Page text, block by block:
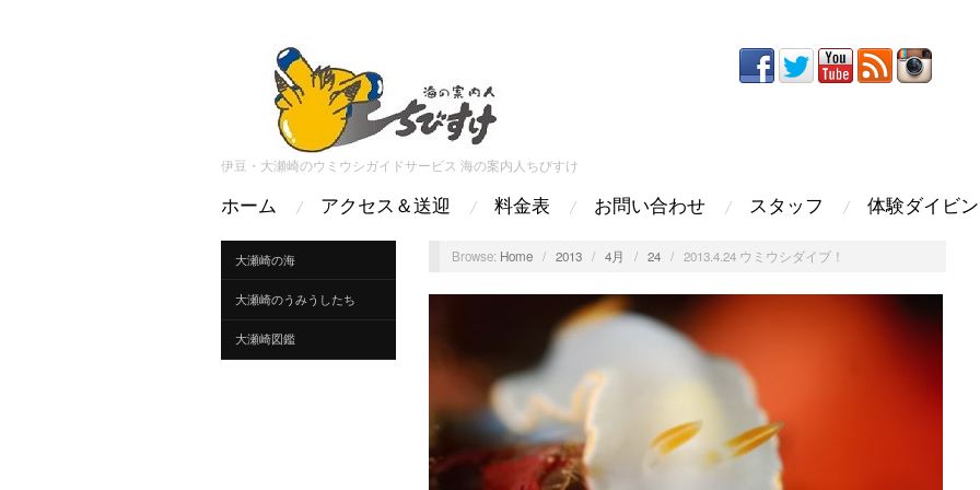
伊豆・大瀬崎のウミウシガイドサービス 海の案内人ちびすけ
ホーム アクセス＆送迎 料金表 お問い合わせ スタッフ 体験ダイビ
大瀬崎の海
大瀬崎のうみうしたち
大瀬崎図鑑
Browse: Home / 2013 / 4月 / 24 / 2013.4.24 ウミウシダイブ！